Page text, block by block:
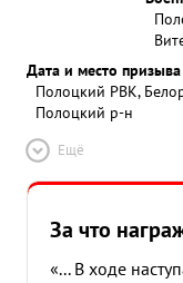
Дата и место призыва
Полоцкий РВК,
Полоцкий р-н
Ещё
За что
«... В ходе